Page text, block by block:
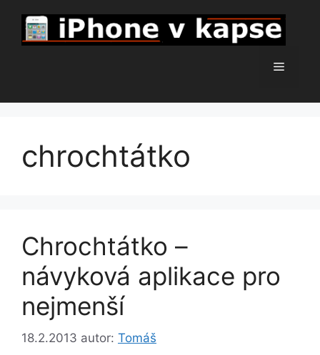
obsah
Menu
chrochtátko
Chrochtátko –
návyková aplikace pro
nejmenší
18.2.2013 autor: Tomáš